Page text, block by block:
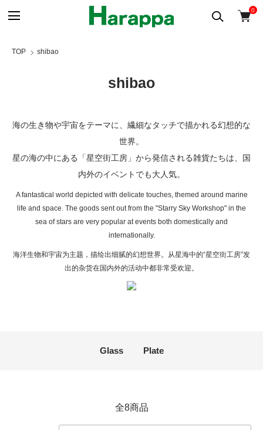
0
TOP shibao
shibao
海の生き物や宇宙をテーマに、繊細なタッチで描かれる幻想的な
世界。
星の海の中にある「星空街工房」から発信される雑貨たちは、国
内外のイベントでも大人気。
A fantastical world depicted with delicate touches, themed around marine
life and space. The goods sent out from the "Starry Sky Workshop" in the
sea of stars are very popular at events both domestically and
internationally.
海洋生物和宇宙为主题，描绘出细腻的幻想世界。从星海中的“星空街工房”发
出的杂货在国内外的活动中都非常受欢迎。
Glass Plate
全8商品